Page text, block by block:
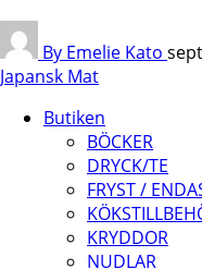
By Emelie Kato
Japansk Mat
Butiken
BÖCKER
DRYCK/TE
FRYST /
KRYDDOR
NUDLAR